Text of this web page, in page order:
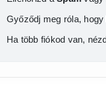
Győződj meg róla,
Ha több fiókod van,